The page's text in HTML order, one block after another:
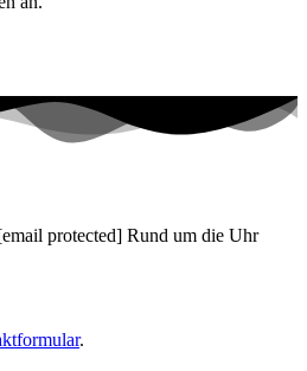
protected] Rund um die Uhr
.